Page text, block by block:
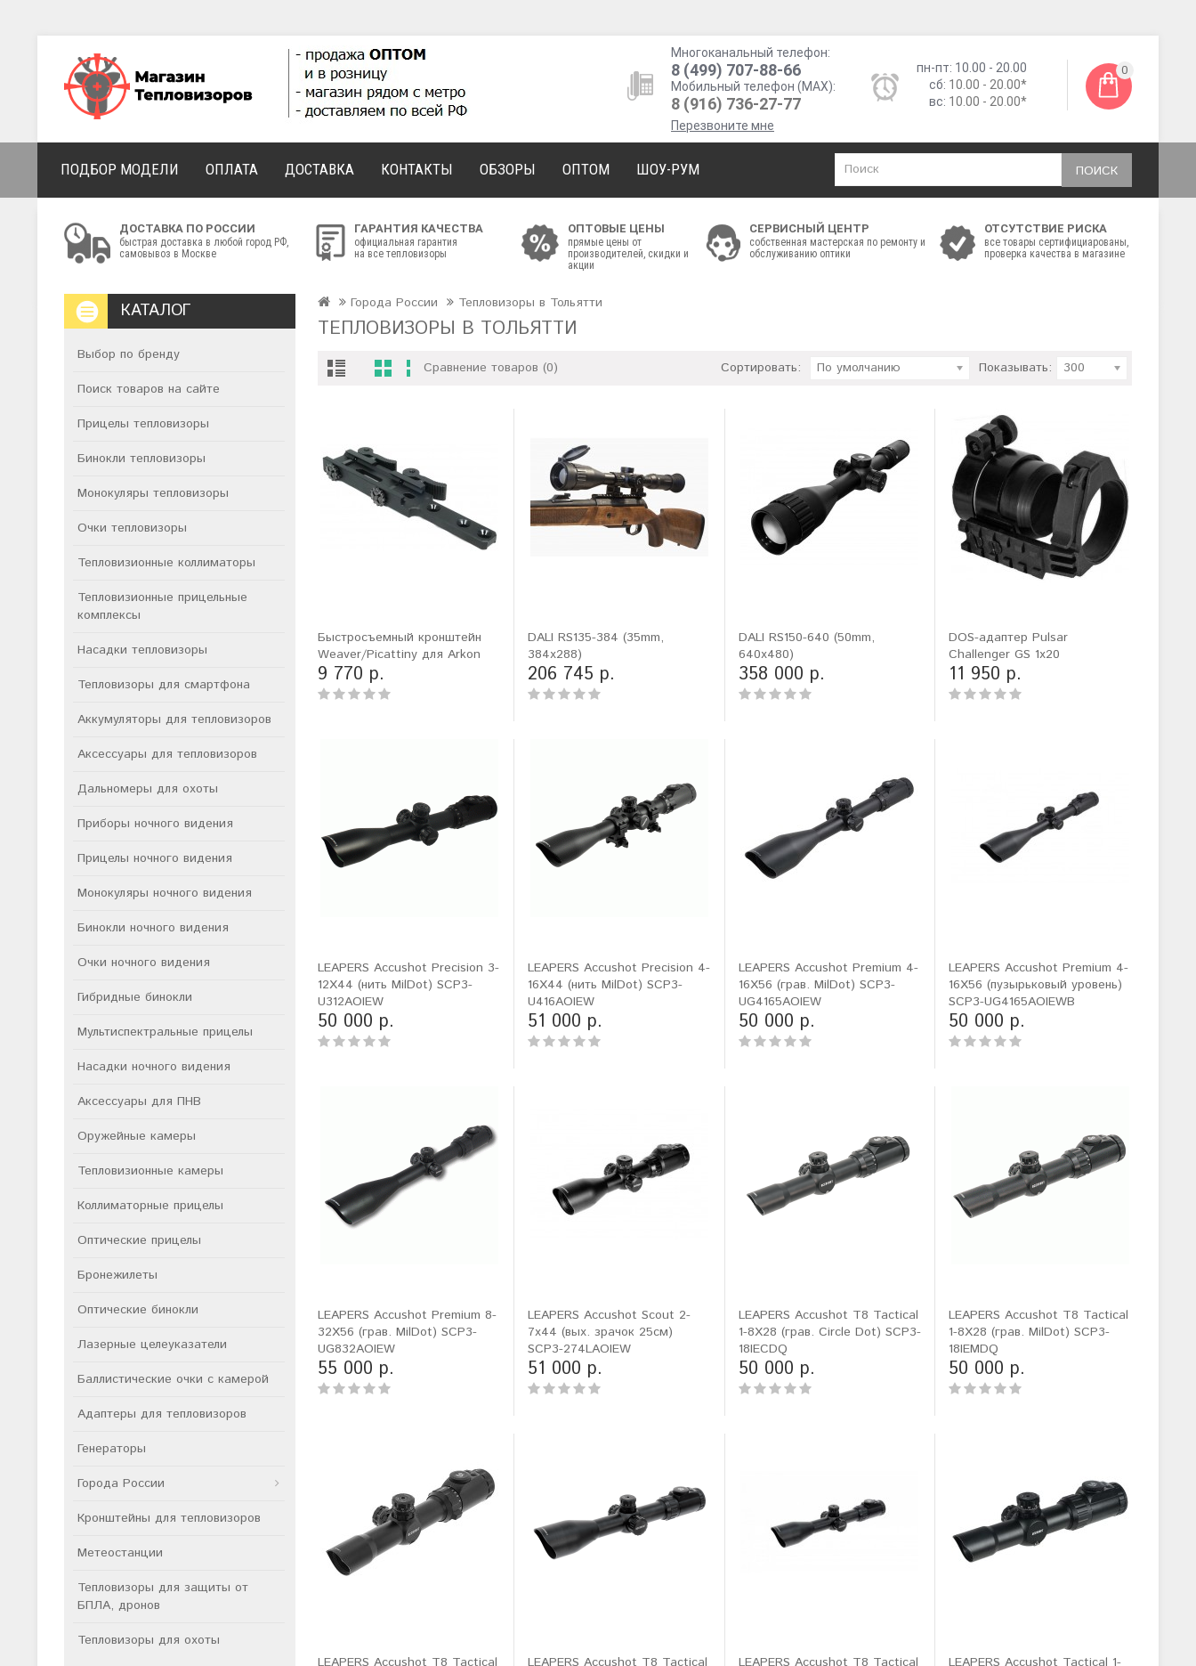
Многоканальный телефон:
8 (499) 707-88-66
Мобильный телефон (MAX):
8 (916) 736-27-77
Перезвоните мне
пн-пт: 10.00 - 20.00
сб: 10.00 - 20.00*
вс: 10.00 - 20.00*
0
ПОИСК
ПОДБОР МОДЕЛИ ОПЛАТА ДОСТАВКА КОНТАКТЫ ОБЗОРЫ ОПТОМ ШОУ-РУМ
ДОСТАВКА ПО РОССИИ
быстрая доставка в любой город РФ,
самовывоз в Москве
ГАРАНТИЯ КАЧЕСТВА
официальная гарантия
на все тепловизоры
ОПТОВЫЕ ЦЕНЫ
прямые цены от
производителей, скидки и
акции
СЕРВИСНЫЙ ЦЕНТР
собственная мастерская по ремонту и
обслуживанию оптики
ОТСУТСТВИЕ РИСКА
все товары сертифициарованы,
проверка качества в магазине
КАТАЛОГ
Выбор по бренду
Поиск товаров на сайте
Прицелы тепловизоры
Бинокли тепловизоры
Монокуляры тепловизоры
Очки тепловизоры
Тепловизионные коллиматоры
Тепловизионные прицельные
комплексы
Насадки тепловизоры
Тепловизоры для смартфона
Аккумуляторы для тепловизоров
Аксессуары для тепловизоров
Дальномеры для охоты
Приборы ночного видения
Прицелы ночного видения
Монокуляры ночного видения
Бинокли ночного видения
Очки ночного видения
Гибридные бинокли
Мультиспектральные прицелы
Насадки ночного видения
Аксессуары для ПНВ
Оружейные камеры
Тепловизионные камеры
Коллиматорные прицелы
Оптические прицелы
Бронежилеты
Оптические бинокли
Лазерные целеуказатели
Баллистические очки с камерой
Адаптеры для тепловизоров
Генераторы
Города России
Кронштейны для тепловизоров
Метеостанции
Тепловизоры для защиты от
БПЛА, дронов
Тепловизоры для охоты
Города России Тепловизоры в Тольятти
ТЕПЛОВИЗОРЫ В ТОЛЬЯТТИ
Сравнение товаров (0) Сортировать: По умолчанию Показывать: 300
Быстросъемный кронштейн
Weaver/Picattiny для Arkon
9 770 р.
DALI RS135-384 (35mm,
384x288)
206 745 р.
DALI RS150-640 (50mm,
640x480)
358 000 р.
DOS-адаптер Pulsar
Challenger GS 1x20
11 950 р.
LEAPERS Accushot Precision 3-
12X44 (нить MilDot) SCP3-
U312AOIEW
50 000 р.
LEAPERS Accushot Precision 4-
16X44 (нить MilDot) SCP3-
U416AOIEW
51 000 р.
LEAPERS Accushot Premium 4-
16X56 (грав. MilDot) SCP3-
UG4165AOIEW
50 000 р.
LEAPERS Accushot Premium 4-
16X56 (пузырьковый уровень)
SCP3-UG4165AOIEWB
50 000 р.
LEAPERS Accushot Premium 8-
32X56 (грав. MilDot) SCP3-
UG832AOIEW
55 000 р.
LEAPERS Accushot Scout 2-
7x44 (вых. зрачок 25см)
SCP3-274LAOIEW
51 000 р.
LEAPERS Accushot T8 Tactical
1-8X28 (грав. Circle Dot) SCP3-
18IECDQ
50 000 р.
LEAPERS Accushot T8 Tactical
1-8X28 (грав. MilDot) SCP3-
18IEMDQ
50 000 р.
LEAPERS Accushot T8 Tactical
LEAPERS Accushot T8 Tactical
LEAPERS Accushot T8 Tactical
LEAPERS Accushot Tactical 1-